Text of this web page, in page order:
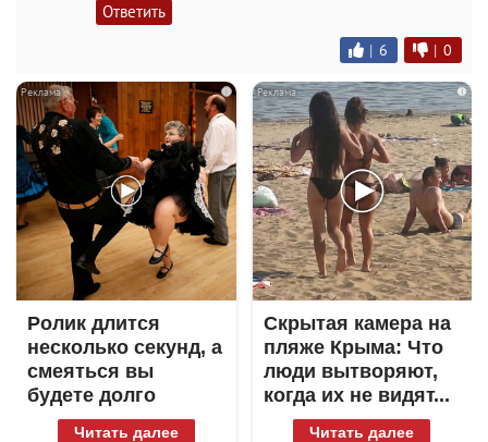
Ответить
| 6 | 0
i
Ролик длится
несколько секунд, а
смеяться вы
будете долго
Читать далее
i
Скрытая камера на
пляже Крыма: Что
люди вытворяют,
когда их не видят...
Читать далее